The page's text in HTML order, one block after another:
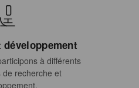
à différents
de recherche et